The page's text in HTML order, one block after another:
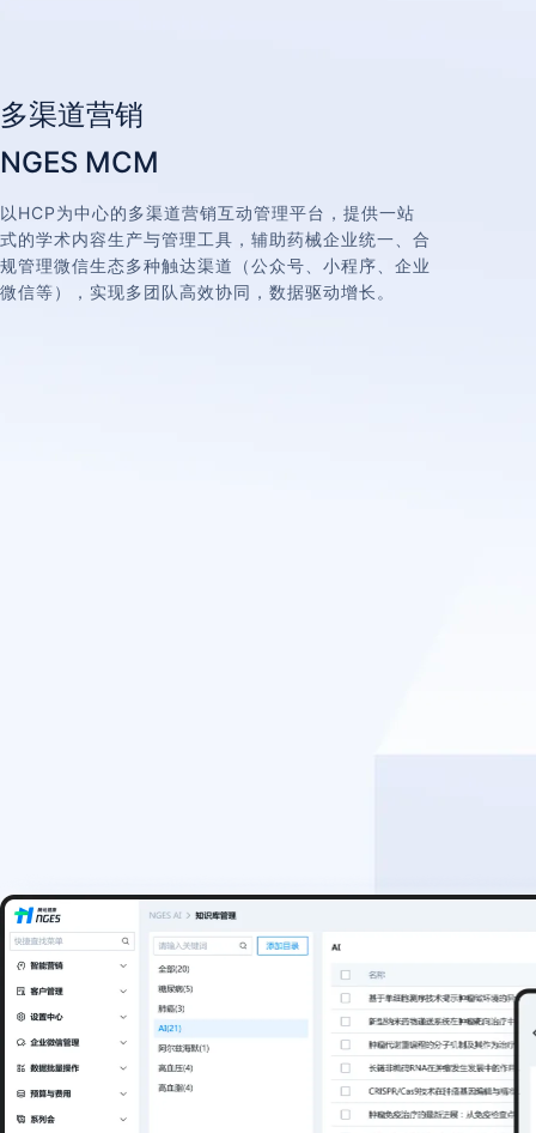
多渠道营销
NGES MCM
以HCP为中心的多渠道营销互动管理平台，提供一站
式的学术内容生产与管理工具，辅助药械企业统一、合
规管理微信生态多种触达渠道（公众号、小程序、企业
微信等），实现多团队高效协同，数据驱动增长。